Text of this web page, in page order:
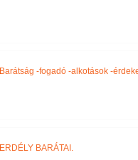
Barátság -fogadó -alkotások -
ERDÉLY BARÁTAI.